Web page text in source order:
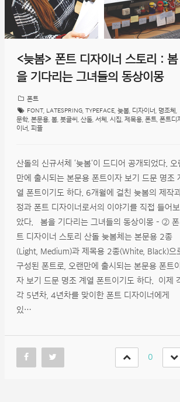
<늦봄> 폰트 디자이너 스토리 : 봄
을 기다리는 그녀들의 동상이몽
폰트
FONT LATESPRING TYPEFACE 늦봄 디자이너 명조체
문학 본문용 봄 붓글씨 산돌 서체 시집 제목용 폰트 폰트디
이너
피플
산돌의 신규서체 ‘늦봄‘이 드디어 공개되었다. 오
만에 출시되는 본문용 폰트이자 보기 드문 명조
열 폰트이기도 하다. 6개월에 걸친 늦봄의 제작
정과 폰트 디자이너로서의 이야기를 직접 들어보
았다. 봄을 기다리는 그녀들의 동상이몽 – ② 폰
트 디자이너 스토리 산돌 늦봄체는 본문용 2종
(Light, Medium)과 제목용 2종(White, Black)으
구성된 폰트로, 오랜만에 출시되는 본문용 폰트이
자 보기 드문 명조 계열 폰트이기도 하다. 이제
각 5년차, 4년차를 맞이한 폰트 디자이너에게
있…
0